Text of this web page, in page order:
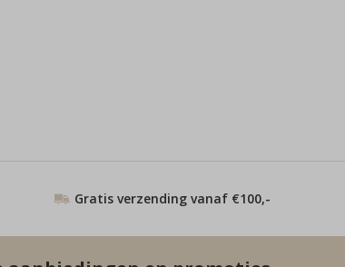
Gratis verzending vanaf €100,-